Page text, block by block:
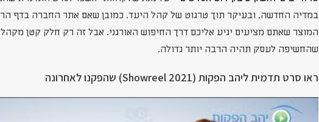
במדיה החדשה, ובעיקר תוך טרגוט של קהל היעד. כמובן שאם אתר החברה בדף
המוצר שאתם מציעים יגיע אליכם דרך החיפוש האורגני. אבל זה רק חלק קטן
שהחשיפה לעסק תהיה הרבה יותר גדולה.
ראו סרט תדמית ליהב הפקות (Showreel 2021) שהפקנו לאחרונה